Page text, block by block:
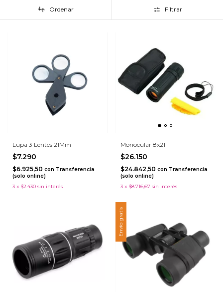
Ordenar Filtrar
Lupa 3 Lentes 21Mm
$7.290
$6.925,50 con Transferencia
(solo online)
3 x $2.430 sin interés
Monocular 8x21
$26.150
$24.842,50 con Transferencia
(solo online)
3 x $8.716,67 sin interés
Envío gratis